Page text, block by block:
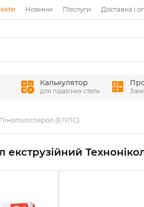
Новини Послуги Доставка і
Калькулятор
для підвісних стель
Пінополістирол (ЕППС)
екструзійний